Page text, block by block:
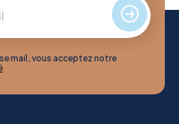
mail, vous acceptez notre